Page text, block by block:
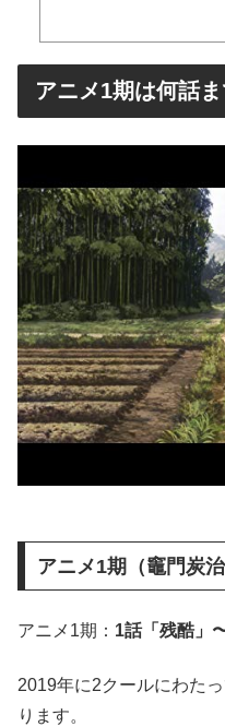
アニメ1期は何話
アニメ1期（竈門炭
アニメ1期： 1話「残酷」
2019年に2クールにわた
ります。